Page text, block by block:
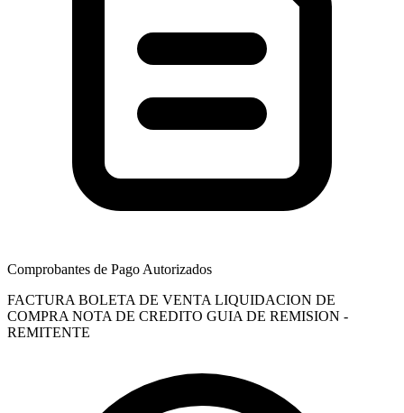
Comprobantes de Pago Autorizados
FACTURA BOLETA DE VENTA LIQUIDACION DE
COMPRA NOTA DE CREDITO GUIA DE REMISION -
REMITENTE